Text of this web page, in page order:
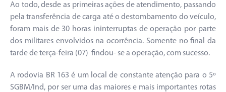
Ao todo, desde as primeiras ações de atendimento, passando
pela transferência de carga até o destombamento do veículo,
foram mais de 30 horas ininterruptas de operação por parte
dos militares envolvidos na ocorrência. Somente no final da
tarde de terça-feira (07) findou- se a operação, com sucesso.
A rodovia BR 163 é um local de constante atenção para o 5º
SGBM/Ind, por ser uma das maiores e mais importantes rotas